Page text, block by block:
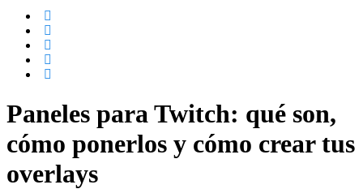
Paneles para Twitch: qué son,
cómo ponerlos y cómo crear tus
overlays